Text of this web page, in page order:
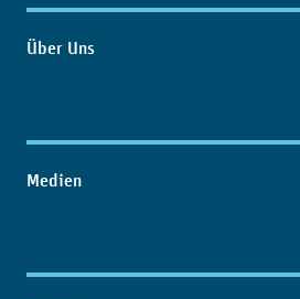
Über Uns
Medien